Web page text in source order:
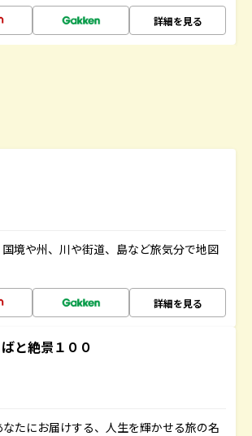
詳細を見る
境や州、川や街道、島など旅気分で地図
詳細を見る
と絶景１００
たにお届けする、人生を輝かせる旅の名